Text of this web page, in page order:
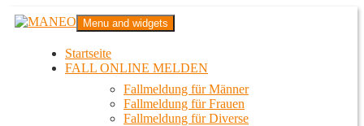
Zum
InhaltMANEO
Das schwule Anti-Gewalt-Projekt in Berlin
Menu and widgets
Startseite
FALL ONLINE MELDEN
Fallmeldung für Männer
Fallmeldung für Frauen
Fallmeldung für Diverse